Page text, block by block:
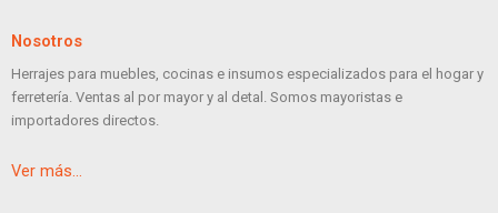
Nosotros
Herrajes para muebles, cocinas e insumos especializados para el hogar y
ferretería. Ventas al por mayor y al detal. Somos mayoristas e
importadores directos.
Ver más…